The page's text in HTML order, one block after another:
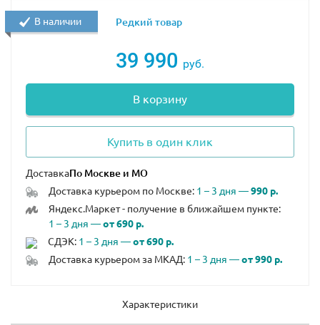
39 990 руб.
В корзину
Купить в один клик
Доставка
Доставка курьером по Москве: 1 – 3 дня —990 р.
Яндекс.Маркет - получение в ближайшем пункте:
1 – 3 дня —от 690 р.
СДЭК: 1 – 3 дня —от 690 р.
Доставка курьером за МКАД: 1 – 3 дня —от 990 р.
В наличии Редкий товар
Характеристики